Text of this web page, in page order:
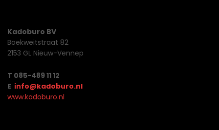
Kadoburo BV
Boekweitstraat 82
2153 GL Nieuw-Vennep
T 085-489 11 12
E info@kadoburo.nl
www.kadoburo.nl